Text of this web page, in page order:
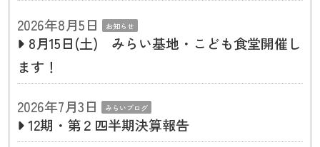
2026年8月5日 お知らせ
8月15日(土) みらい基地・こども食堂開催し
ます！
2026年7月3日
みらいブログ
12期・第２四半期決算報告